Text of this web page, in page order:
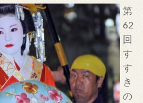
第
62
回
す
す
き
の